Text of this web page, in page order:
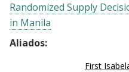
Randomized Supply
in Manila
Aliados:
First